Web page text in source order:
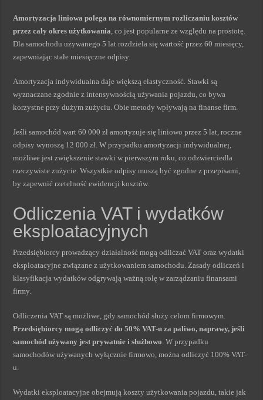
Amortyzacja liniowa polega na równomiernym rozliczaniu kosztów
przez cały okres użytkowania, co jest popularne ze względu na prostotę.
Dla samochodu używanego 5 lat rozdziela się wartość przez 60 miesięcy,
zapewniając stałe miesięczne odpisy.
Amortyzacja indywidualna daje większą elastyczność. Stawki są
wyznaczane zgodnie z intensywnością używania pojazdu, co bywa
korzystne przy dużym zużyciu. Obie metody wpływają na finanse firm.
Jeśli samochód wart 60 000 zł amortyzuje się liniowo przez 5 lat, roczne
odpisy wynoszą 12 000 zł. W przypadku amortyzacji indywidualnej,
możliwe jest zwiększenie stawki w pierwszym roku, co odzwierciedla
rzeczywiste zużycie. Wszystkie odpisy muszą być zgodne z przepisami,
by zapewnić rzetelność ewidencji kosztów.
Odliczenia VAT i wydatków
eksploatacyjnych
Przedsiębiorcy prowadzący działalność mogą odliczać VAT oraz wydatki
eksploatacyjne związane z użytkowaniem samochodu. Zasady odliczeń i
klasyfikacja wydatków odgrywają ważną rolę w zarządzaniu finansami
firmy.
Odliczenia VAT są możliwe, gdy samochód służy celom firmowym.
Przedsiębiorcy mogą odliczyć do 50% VAT-u za paliwo, naprawy, jeśli
samochód używany jest prywatnie i służbowo. W przypadku
samochodów używanych wyłącznie firmowo, można odliczyć 100% VAT-
u.
Wydatki eksploatacyjne obejmują koszty użytkowania pojazdu, takie jak